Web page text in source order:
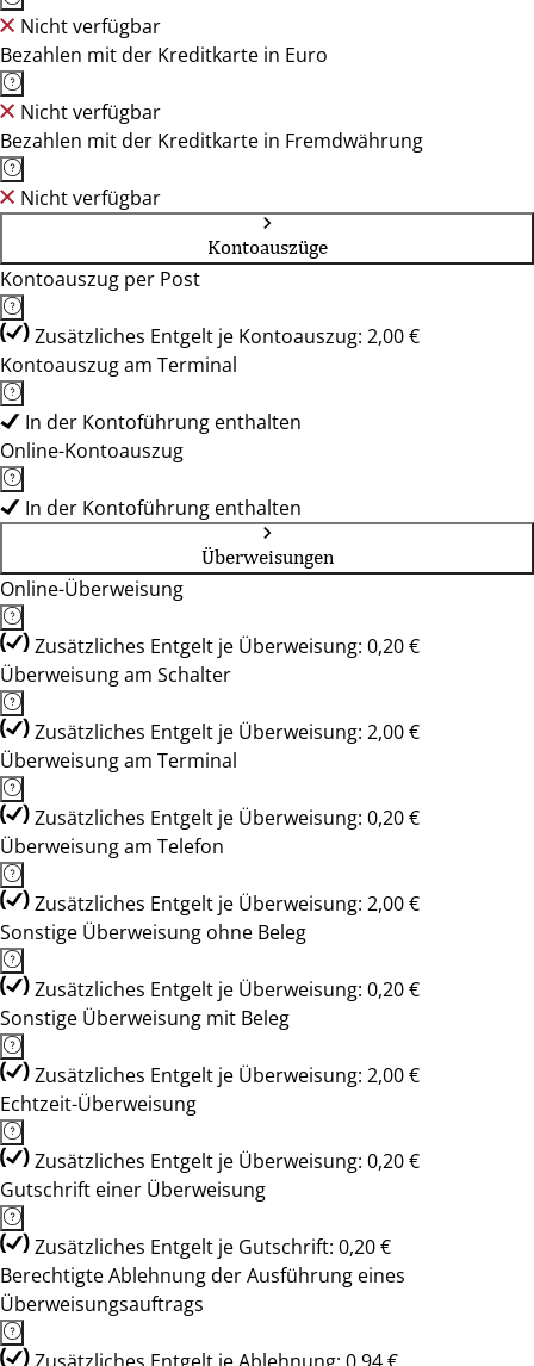
Nicht verfügbar
Bezahlen mit der Kreditkarte in Euro
Nicht verfügbar
Bezahlen mit der Kreditkarte in Fremdwährung
Nicht verfügbar
Kontoauszüge
Kontoauszug per Post
Zusätzliches Entgelt je Kontoauszug: 2,00 €
Kontoauszug am Terminal
In der Kontoführung enthalten
Online-Kontoauszug
In der Kontoführung enthalten
Überweisungen
Online-Überweisung
Zusätzliches Entgelt je Überweisung: 0,20 €
Überweisung am Schalter
Zusätzliches Entgelt je Überweisung: 2,00 €
Überweisung am Terminal
Zusätzliches Entgelt je Überweisung: 0,20 €
Überweisung am Telefon
Zusätzliches Entgelt je Überweisung: 2,00 €
Sonstige Überweisung ohne Beleg
Zusätzliches Entgelt je Überweisung: 0,20 €
Sonstige Überweisung mit Beleg
Zusätzliches Entgelt je Überweisung: 2,00 €
Echtzeit-Überweisung
Zusätzliches Entgelt je Überweisung: 0,20 €
Gutschrift einer Überweisung
Zusätzliches Entgelt je Gutschrift: 0,20 €
Berechtigte Ablehnung der Ausführung eines
Überweisungsauftrags